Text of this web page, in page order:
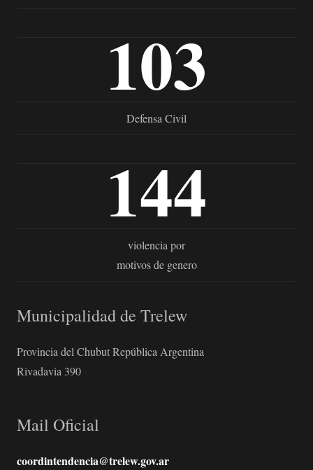
103
Defensa Civil
144
violencia por
motivos de genero
Municipalidad de Trelew
Provincia del Chubut República Argentina
Rivadavia 390
Mail Oficial
coordintendencia@trelew.gov.ar